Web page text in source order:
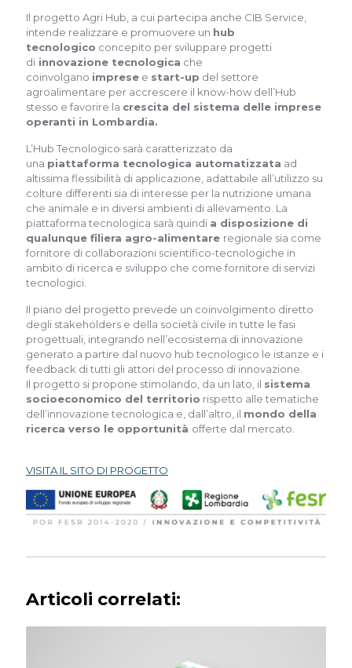
Il progetto Agri Hub, a cui partecipa anche CIB Service,
intende realizzare e promuovere un hub
tecnologico concepito per sviluppare progetti
di innovazione tecnologica che
coinvolgano imprese e start-up del settore
agroalimentare per accrescere il know-how dell’Hub
stesso e favorire la crescita del sistema delle imprese
operanti in Lombardia.
L’Hub Tecnologico sarà caratterizzato da
una piattaforma tecnologica automatizzata ad
altissima flessibilità di applicazione, adattabile all’utilizzo su
colture differenti sia di interesse per la nutrizione umana
che animale e in diversi ambienti di allevamento. La
piattaforma tecnologica sarà quindi a disposizione di
qualunque filiera agro-alimentare regionale sia come
fornitore di collaborazioni scientifico-tecnologiche in
ambito di ricerca e sviluppo che come fornitore di servizi
tecnologici.
Il piano del progetto prevede un coinvolgimento diretto
degli stakeholders e della società civile in tutte le fasi
progettuali, integrando nell’ecosistema di innovazione
generato a partire dal nuovo hub tecnologico le istanze e i
feedback di tutti gli attori del processo di innovazione.
Il progetto si propone stimolando, da un lato, il sistema
socioeconomico del territorio rispetto alle tematiche
dell’innovazione tecnologica e, dall’altro, il mondo della
ricerca verso le opportunità offerte dal mercato.
VISITA IL SITO DI PROGETTO
Articoli correlati: